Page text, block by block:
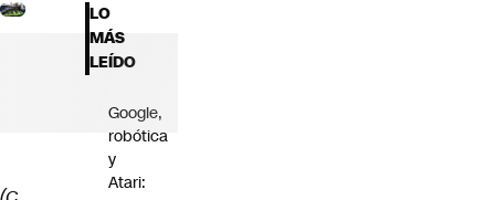
LO
MÁS
LEÍDO
Google,
robótica
y
Atari: